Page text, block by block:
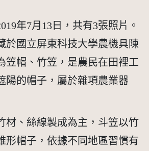
年7月13日，共有3張照片。
於國立屏東科技大學農機具陳
笠帽、竹笠，是農民在田裡工
陽的帽子，屬於雜項農業器
材、絲線製成為主，斗笠以竹
形帽子，依據不同地區習慣有